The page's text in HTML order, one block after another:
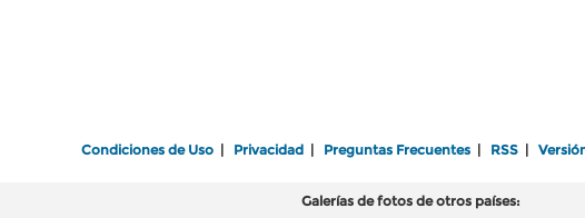
Condiciones de Uso Privacidad Preguntas Frecuentes RSS
Galerías de fotos de otros países: